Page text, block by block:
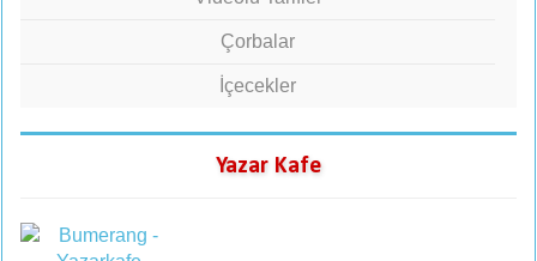
Çorbalar
İçecekler
Yazar Kafe